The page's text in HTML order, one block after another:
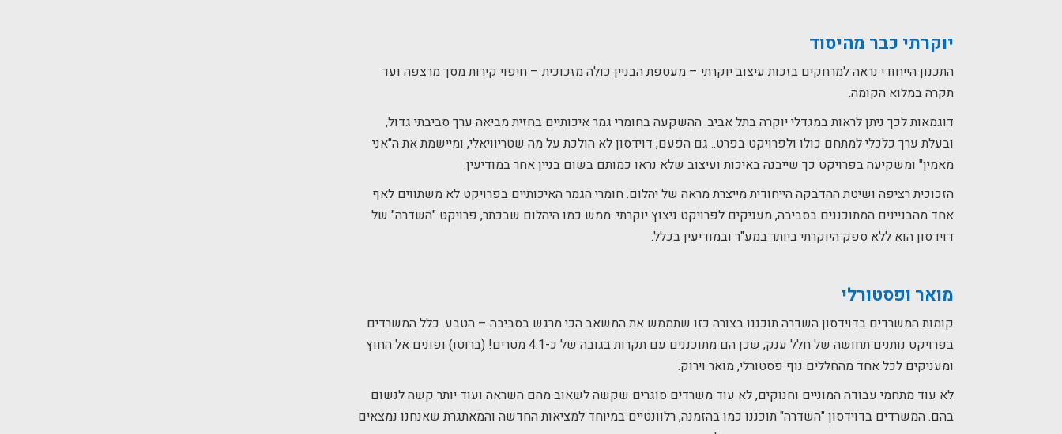
יוקרתי כבר מהיסוד
התכנון הייחודי נראה למרחקים בזכות עיצוב יוקרתי – מעטפת הבניין כולה מזכוכית – חיפוי קירות מסך מרצפה ועד
תקרה במלוא הקומה.
דוגמאות לכך ניתן לראות במגדלי יוקרה בתל אביב. ההשקעה בחומרי גמר איכותיים בחזית מביאה ערך סביבתי גדול,
ובעלת ערך כלכלי למתחם כולו ולפרויקט בפרט.. גם הפעם, דוידסון לא הולכת על מה שטריוויאלי, ומיישמת את ה"אני
מאמין" ומשקיעה בפרויקט כך שייבנה באיכות ועיצוב שלא נראו כמותם בשום בניין אחר במודיעין.
הזכוכית רציפה ושיטת ההדבקה הייחודית מייצרת מראה של יהלום. חומרי הגמר האיכותיים בפרויקט לא משתווים לאף
אחד מהבניינים המתוכננים בסביבה, מעניקים לפרויקט ניצוץ יוקרתי. ממש כמו היהלום שבכתר, פרויקט "השדרה" של
דוידסון הוא ללא ספק היוקרתי ביותר במע"ר ובמודיעין בכלל.
מואר ופסטורלי
קומות המשרדים בדוידסון השדרה תוכננו בצורה כזו שתממש את המשאב הכי מרגש בסביבה – הטבע. כלל המשרדים
בפרויקט נותנים תחושה של חלל ענק, שכן הם מתוכננים עם תקרות בגובה של כ-4.1 מטרים! (ברוטו) ופונים אל החוץ
ומעניקים לכל אחד מהחללים נוף פסטורלי, מואר וירוק.
לא עוד מתחמי עבודה המוניים וחנוקים, לא עוד משרדים סוגרים שקשה לשאוב מהם השראה ועוד יותר קשה לנשום
בהם. המשרדים בדוידסון "השדרה" תוכננו כמו בהזמנה, רלוונטיים במיוחד למציאות החדשה והמאתגרת שאנחנו נמצאים